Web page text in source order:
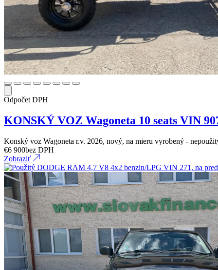
Odpočet DPH
KONSKÝ VOZ Wagoneta 10 seats VIN
Konský voz Wagoneta r.v. 2026, nový, na mieru vyrobený -
€6 900bez DPH
Zobraziť